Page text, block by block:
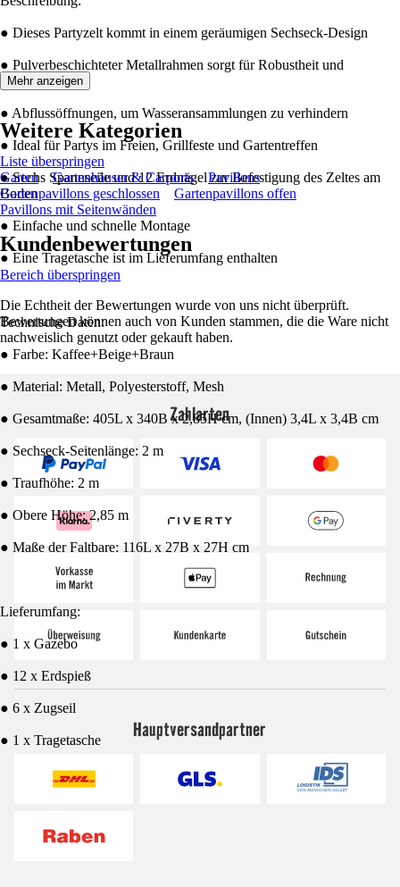
● Dieses Partyzelt kommt in einem geräumigen Sechseck-Design
● Pulverbeschichteter Metallrahmen sorgt für Robustheit und
Langlebigkeit
● Abflussöffnungen, um Wasseransammlungen zu verhindern
● Ideal für Partys im Freien, Grillfeste und Gartentreffen
● Sechs Spannseile und 12 Erdnägel zur Befestigung des Zeltes am
Boden
● Einfache und schnelle Montage
● Eine Tragetasche ist im Lieferumfang enthalten
Technische Daten:
● Farbe: Kaffee+Beige+Braun
● Material: Metall, Polyesterstoff, Mesh
● Gesamtmaße: 405L x 340B x 2,85H cm, (Innen) 3,4L x 3,4B cm
● Sechseck-Seitenlänge: 2 m
● Traufhöhe: 2 m
● Obere Höhe: 2,85 m
● Maße der Faltbare: 116L x 27B x 27H cm
Lieferumfang:
● 1 x Gazebo
● 12 x Erdspieß
● 6 x Zugseil
● 1 x Tragetasche
Mehr anzeigen
Weitere Kategorien
Liste überspringen
Garten
Gartenhäuser & Carports
Pavillons
Gartenpavillons geschlossen
Gartenpavillons offen
Pavillons mit Seitenwänden
Kundenbewertungen
Bereich überspringen
Die Echtheit der Bewertungen wurde von uns nicht überprüft.
Bewertungen können auch von Kunden stammen, die die Ware nicht
nachweislich genutzt oder gekauft haben.
Zahlarten
Hauptversandpartner